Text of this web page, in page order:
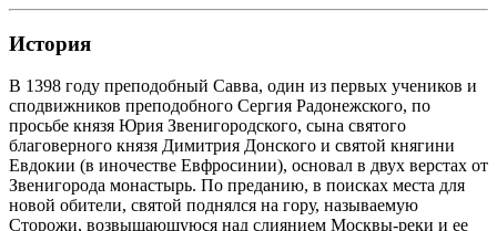
История
В 1398 году преподобный Савва, один из первых учеников и
сподвижников преподобного Сергия Радонежского, по
просьбе князя Юрия Звенигородского, сына святого
благоверного князя Димитрия Донского и святой княгини
Евдокии (в иночестве Евфросинии), основал в двух верстах от
Звенигорода монастырь. По преданию, в поисках места для
новой обители, святой поднялся на гору, называемую
Сторожи, возвышающуюся над слиянием Москвы-реки и ее